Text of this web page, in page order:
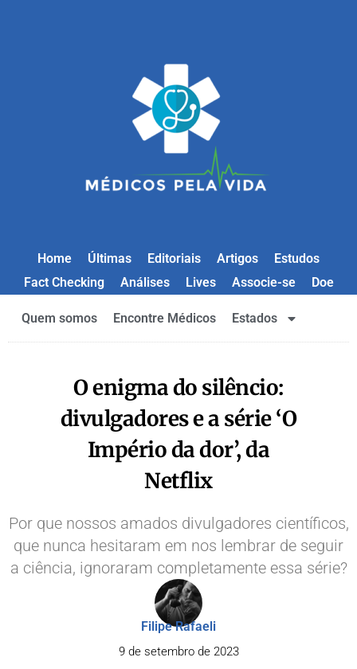
Home Últimas Editoriais Artigos
Estudos
Fact Checking
Análises Lives Associe-se Doe
Quem somos Encontre Médicos Estados
O enigma do silêncio:
divulgadores e a série ‘O
Império da dor’, da
Netflix
Por que nossos amados divulgadores científicos,
que nunca hesitaram em nos lembrar de seguir
a ciência, ignoraram completamente essa série?
Filipe Rafaeli
9 de setembro de 2023